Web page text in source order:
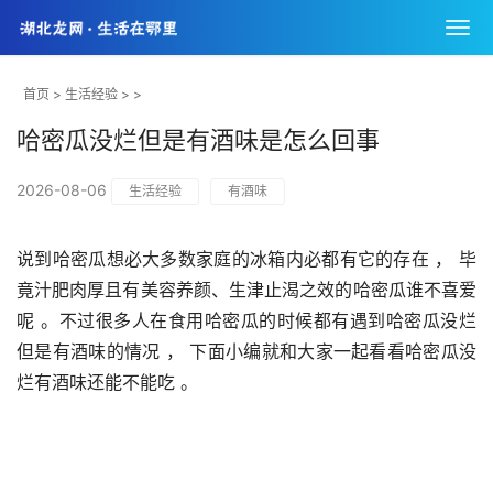
首页 > 生活经验 > >
哈密瓜没烂但是有酒味是怎么回事
2026-08-06 生活经验 有酒味
说到哈密瓜想必大多数家庭的冰箱内必都有它的存在 ， 毕
竟汁肥肉厚且有美容养颜、生津止渴之效的哈密瓜谁不喜爱
呢 。不过很多人在食用哈密瓜的时候都有遇到哈密瓜没烂
但是有酒味的情况 ， 下面小编就和大家一起看看哈密瓜没
烂有酒味还能不能吃 。